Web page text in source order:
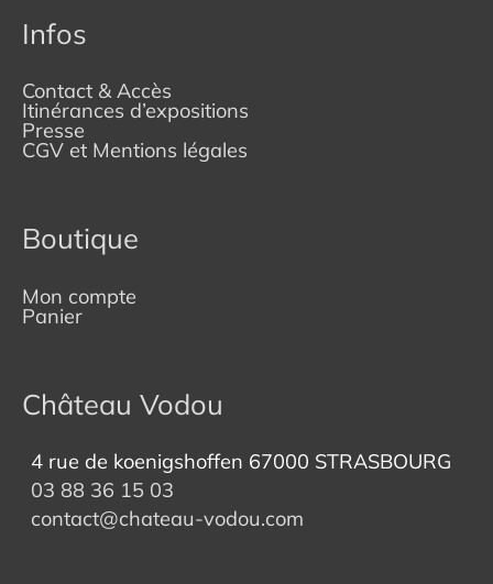
Infos
Contact & Accès
Itinérances d’expositions
Presse
CGV et Mentions légales
Boutique
Mon compte
Panier
Château Vodou
4 rue de koenigshoffen 67000 STRASBOURG
03 88 36 15 03
contact@chateau-vodou.com